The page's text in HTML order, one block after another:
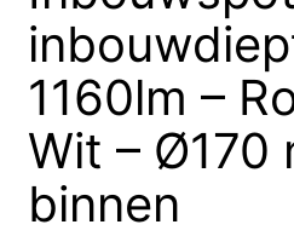
1160lm –
Wit – Ø170
binnen